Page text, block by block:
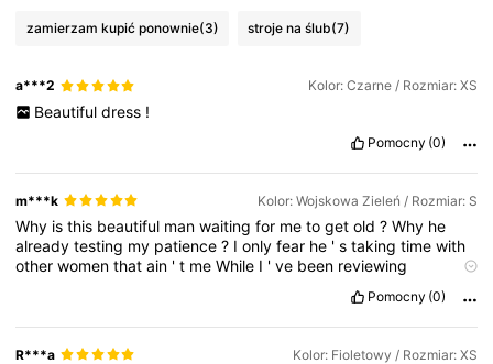
zamierzam kupić ponownie(3) stroje na ślub(7)
a***2 Kolor: Czarne / Rozmiar: XS
Beautiful dress !
Pomocny (0)
m***k Kolor: Wojskowa Zieleń / Rozmiar: S
Why isthis beautiful manwaitingfor metogetold?Why he
alreadytesting my patience? Ionlyfear he 'stakingtimewith
otherwomenthatain 't meWhile I 've been reviewing
anticipatingPrayingto
theLordtogivehimtomylovingarmsAnddespitemy
frustrations
Pomocny (0)
R***a Kolor: Fioletowy / Rozmiar: XS